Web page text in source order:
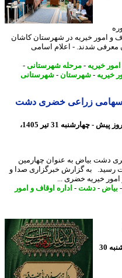
خیریه در شهرستان کاشان
شدند. - اعلام اسامی
خیریه- مرحله شهرستانی-
- شهرستان-شهرستانی
زراعی خضری دشت
16 روز پیش - چهارشنبه 31 تیر 1405،
بیاض به عنوان چهارمین
در سال 1405 به ثبت رسید. به گزارش خبرگزاری صدا و
خیریه خضری ...
-دشت-اداره اوقاف و امور
17 روز پیش - سه شنبه 30